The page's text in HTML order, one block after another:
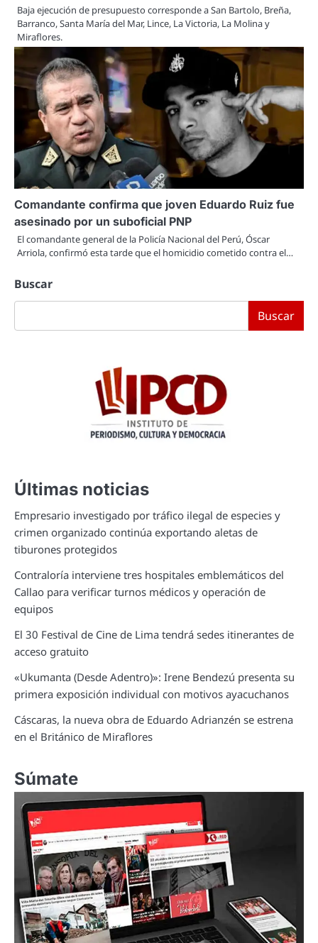
Baja ejecución de presupuesto corresponde a San Bartolo, Breña,
Barranco, Santa María del Mar, Lince, La Victoria, La Molina y
Miraflores.
Comandante confirma que joven Eduardo Ruiz fue
asesinado por un suboficial PNP
El comandante general de la Policía Nacional del Perú, Óscar
Arriola, confirmó esta tarde que el homicidio cometido contra el…
Buscar
Buscar
Últimas noticias
Empresario investigado por tráfico ilegal de especies y
crimen organizado continúa exportando aletas de
tiburones protegidos
Contraloría interviene tres hospitales emblemáticos del
Callao para verificar turnos médicos y operación de
equipos
El 30 Festival de Cine de Lima tendrá sedes itinerantes de
acceso gratuito
«Ukumanta (Desde Adentro)»: Irene Bendezú presenta su
primera exposición individual con motivos ayacuchanos
Cáscaras, la nueva obra de Eduardo Adrianzén se estrena
en el Británico de Miraflores
Súmate